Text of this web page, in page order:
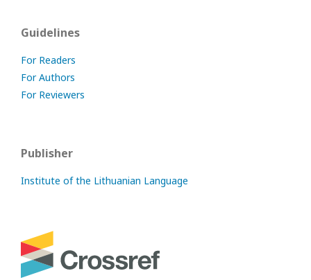
Guidelines
For Readers
For Authors
For Reviewers
Publisher
Institute of the Lithuanian Language